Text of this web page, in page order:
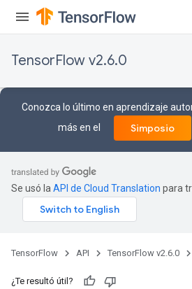
TensorFlow v2.6.0
Conozca lo último en aprendizaje
más en el
Simposio
Se usó la API de Cloud Translation para
TensorFlow API TensorFlow v2.6.0
¿Te resultó útil?